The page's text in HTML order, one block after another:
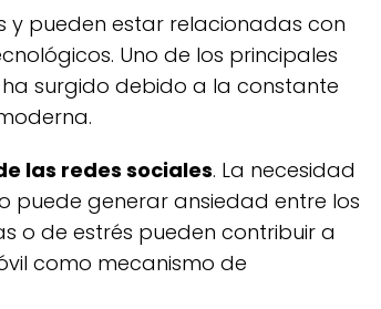
y pueden estar relacionadas con
Uno de los principales
ha surgido debido a la constante
las redes sociales. La necesidad
puede generar ansiedad entre los
o de estrés pueden contribuir a
como mecanismo de